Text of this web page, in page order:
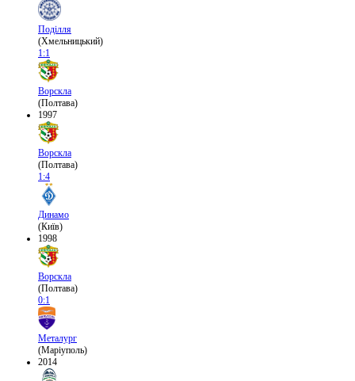
Поділля
(Хмельницький)
1:1
Ворскла
(Полтава)
1997
Ворскла
(Полтава)
1:4
Динамо
(Київ)
1998
Ворскла
(Полтава)
0:1
Металург
(Маріуполь)
2014